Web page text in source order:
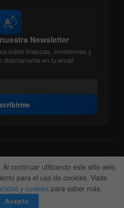
📬
Newsletter
sobre finanzas, inversiones y
directamente en tu email.
Editorial
Nuestro Equipo
porTeam DM. 😎
continuar utilizando este sitio web,
para el uso de cookies. Visite
y cookies para saber más.
Acepto